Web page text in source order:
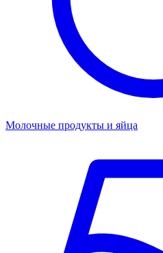
Молочные продукты и яйца